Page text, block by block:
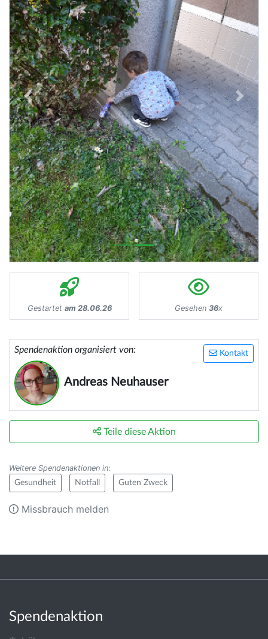
Previous Next
Gestartet am 28.06.26 Gesehen 36x
Kontakt
Spendenaktion organisiert von:
Andreas Neuhauser
Teile diese Aktion
Weitere Spendenaktionen in:
Gesundheit Notfall Guten Zweck
Missbrauch melden
Spendenaktion